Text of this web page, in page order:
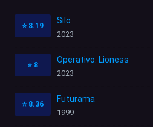
⭐ 8.19
Silo
2023
⭐ 8
Operativo: Lioness
2023
⭐ 8.36
Futurama
1999